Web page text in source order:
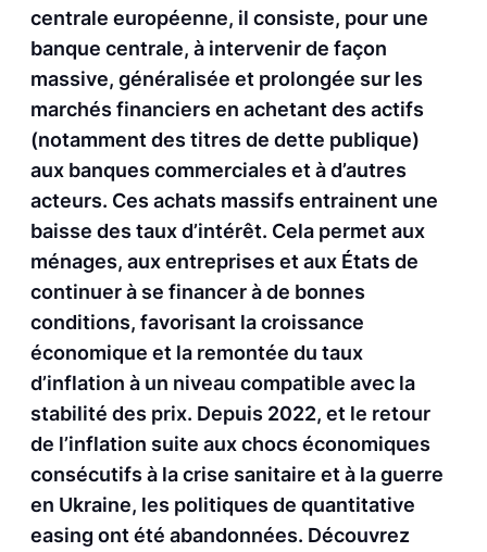
centrale européenne, il consiste, pour une
banque centrale, à intervenir de façon
massive, généralisée et prolongée sur les
marchés financiers en achetant des actifs
(notamment des titres de dette publique)
aux banques commerciales et à d’autres
acteurs. Ces achats massifs entrainent une
baisse des taux d’intérêt. Cela permet aux
ménages, aux entreprises et aux États de
continuer à se financer à de bonnes
conditions, favorisant la croissance
économique et la remontée du taux
d’inflation à un niveau compatible avec la
stabilité des prix. Depuis 2022, et le retour
de l’inflation suite aux chocs économiques
consécutifs à la crise sanitaire et à la guerre
en Ukraine, les politiques de quantitative
easing ont été abandonnées. Découvrez